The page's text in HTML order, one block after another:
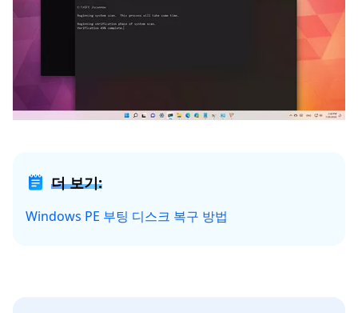
더 보기:
Windows PE 부팅 디스크 복구 방법